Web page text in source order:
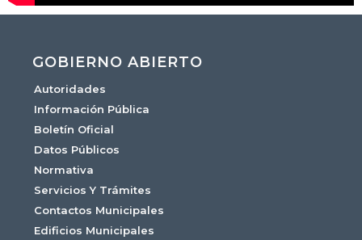
GOBIERNO ABIERTO
Autoridades
Información Pública
Boletín Oficial
Datos Públicos
Normativa
Servicios Y Trámites
Contactos Municipales
Edificios Municipales